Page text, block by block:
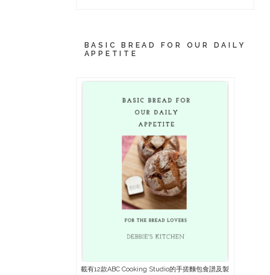
BASIC BREAD FOR OUR DAILY
APPETITE
載有12款ABC Cooking Studio的手搓麵包食譜及製